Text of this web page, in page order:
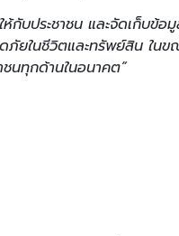
กับประชาชน และจัดเก็บ
ในชีวิตและทรัพย์สิน ในข
นทุกด้านในอนาคต”